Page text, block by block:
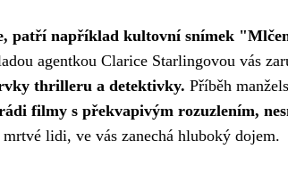
patří například kultovní snímek
agentkou Clarice Starlingovou vás
thrilleru a detektivky. Příběh
filmy s překvapivým rozuzlením,
lidi, ve vás zanechá hluboký dojem.